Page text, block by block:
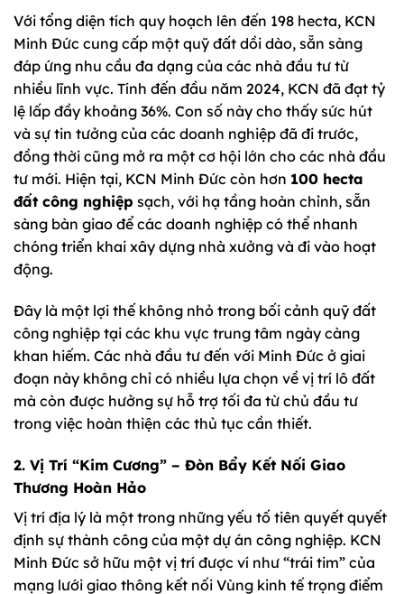
Với tổng diện tích quy hoạch lên đến 198 hecta, KCN
Minh Đức cung cấp một quỹ đất dồi dào, sẵn sàng
đáp ứng nhu cầu đa dạng của các nhà đầu tư từ
nhiều lĩnh vực. Tính đến đầu năm 2024, KCN đã đạt tỷ
lệ lấp đầy khoảng 36%. Con số này cho thấy sức hút
và sự tin tưởng của các doanh nghiệp đã đi trước,
đồng thời cũng mở ra một cơ hội lớn cho các nhà đầu
tư mới. Hiện tại, KCN Minh Đức còn hơn 100 hecta
đất công nghiệp sạch, với hạ tầng hoàn chỉnh, sẵn
sàng bàn giao để các doanh nghiệp có thể nhanh
chóng triển khai xây dựng nhà xưởng và đi vào hoạt
động.
Đây là một lợi thế không nhỏ trong bối cảnh quỹ đất
công nghiệp tại các khu vực trung tâm ngày càng
khan hiếm. Các nhà đầu tư đến với Minh Đức ở giai
đoạn này không chỉ có nhiều lựa chọn về vị trí lô đất
mà còn được hưởng sự hỗ trợ tối đa từ chủ đầu tư
trong việc hoàn thiện các thủ tục cần thiết.
2. Vị Trí “Kim Cương” – Đòn Bẩy Kết Nối Giao
Thương Hoàn Hảo
Vị trí địa lý là một trong những yếu tố tiên quyết quyết
định sự thành công của một dự án công nghiệp. KCN
Minh Đức sở hữu một vị trí được ví như “trái tim” của
mạng lưới giao thông kết nối Vùng kinh tế trọng điểm